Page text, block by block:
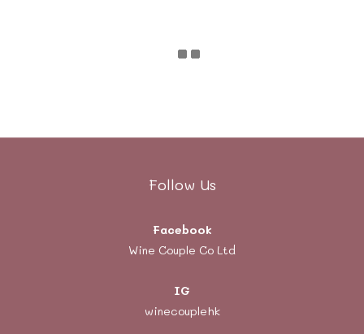
Follow Us
Facebook
Wine Couple Co Ltd
IG
winecouplehk